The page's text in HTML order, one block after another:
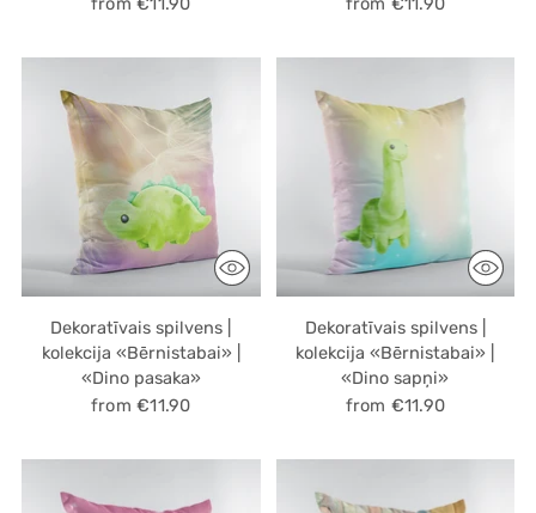
Dekoratīvais spilvens |
kolekcija «Bērnistabai» |
«Dino pasaka»
from €11.90
Dekoratīvais spilvens |
kolekcija «Bērnistabai» |
«Dino sapņi»
from €11.90